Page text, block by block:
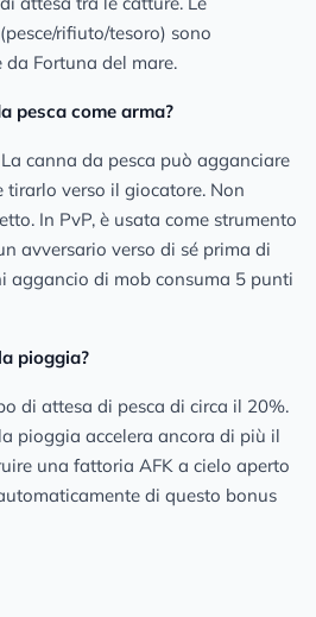
rifiuto/tesoro) sono
Fortuna del mare.
pesca come arma?
canna da pesca può agganciare
verso il giocatore. Non
In PvP, è usata come strumento
avversario verso di sé prima di
aggancio di mob consuma 5 punti
pioggia?
di attesa di pesca di circa il 20%.
pioggia accelera ancora di più il
una fattoria AFK a cielo aperto
di questo bonus